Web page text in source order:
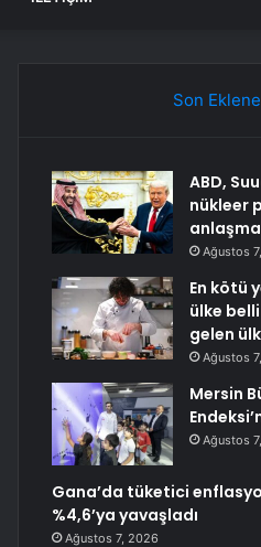
Son
ABD,
nükleer
Ağustos
En kötü
ülke
gelen
Ağustos
Mersin
Ağustos
Gana’da tüketici
%4,6’ya yavaşladı
Ağustos 7, 2026